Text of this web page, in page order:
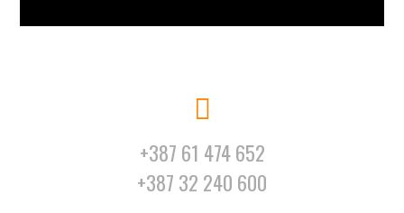
+387 61 474 652
+387 32 240 600